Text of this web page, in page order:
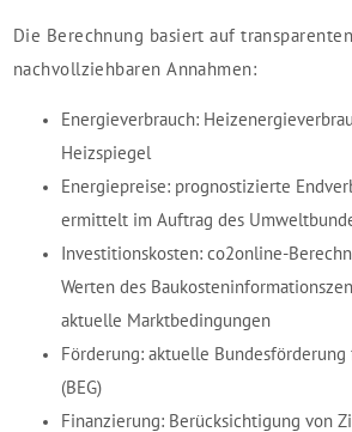
Die Berechnung basiert auf
nachvollziehbaren Annahmen:
Energieverbrauch:
Heizspiegel
Energiepreise: prognostizierte
ermittelt im Auftrag des
Investitionskosten: co2online-
Werten des
aktuelle Marktbedingungen
Förderung: aktuelle
(BEG)
Finanzierung: Berücksichtigung von